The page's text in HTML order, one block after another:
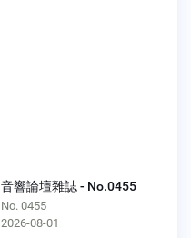
音響論壇雜誌 - No.0455
No. 0455
2026-08-01